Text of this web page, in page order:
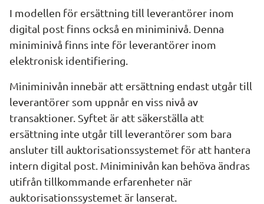
I modellen för ersättning till leverantörer inom
digital post finns också en miniminivå. Denna
miniminivå finns inte för leverantörer inom
elektronisk identifiering.
Miniminivån innebär att ersättning endast utgår till
leverantörer som uppnår en viss nivå av
transaktioner. Syftet är att säkerställa att
ersättning inte utgår till leverantörer som bara
ansluter till auktorisationssystemet för att hantera
intern digital post. Miniminivån kan behöva ändras
utifrån tillkommande erfarenheter när
auktorisationssystemet är lanserat.